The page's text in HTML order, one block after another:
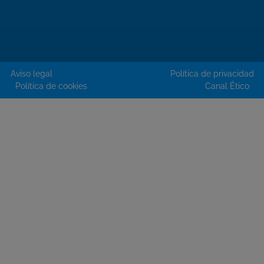
Aviso legal
Política de privacidad
Política de cookies
Canal Ético